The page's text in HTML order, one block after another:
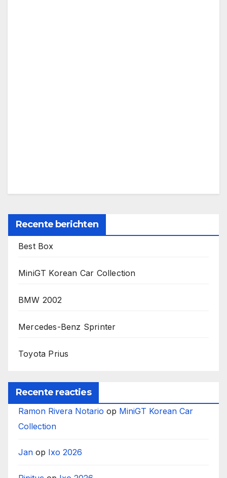
Recente berichten
Best Box
MiniGT Korean Car Collection
BMW 2002
Mercedes-Benz Sprinter
Toyota Prius
Recente reacties
Ramon Rivera Notario op MiniGT Korean Car
Collection
Jan op Ixo 2026